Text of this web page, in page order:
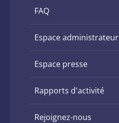
FAQ
Espace administrateur
Espace presse
Rapports d'activité
Rejoignez-nous